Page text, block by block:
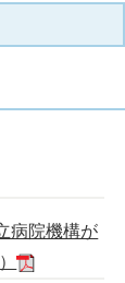
病院機構が